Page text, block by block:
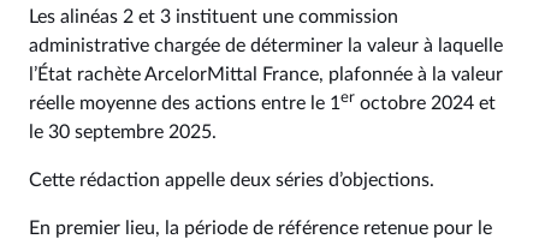
Les alinéas 2 et 3 instituent une commission
administrative chargée de déterminer la valeur à laquelle
l’État rachète ArcelorMittal France, plafonnée à la valeur
réelle moyenne des actions entre le 1 er octobre 2024 et
le 30 septembre 2025.
Cette rédaction appelle deux séries d’objections.
En premier lieu, la période de référence retenue pour le